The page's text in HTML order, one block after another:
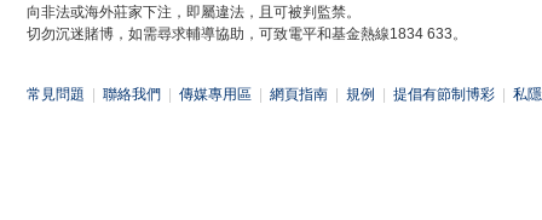
向非法或海外莊家下注，即屬違法，且可被判監禁。
切勿沉迷賭博，如需尋求輔導協助，可致電平和基金熱線1834 633。
常見問題 聯絡我們 傳媒專用區 網頁指南 規例 提倡有節制博彩 私